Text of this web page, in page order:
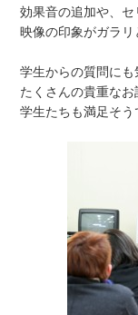
効果音の追加や、セ
映像の印象がガラリ
学生からの質問にも
たくさんの貴重なお
学生たちも満足そう